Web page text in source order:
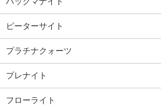
ピーターサイト
プラチナクォーツ
プレナイト
フローライト